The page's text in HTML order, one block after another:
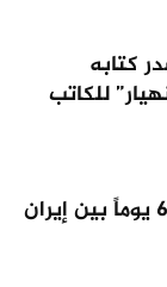
كتابه
للكاتب
إعلان وشيك عن اتفاق لـ60 يوماً بين إيران